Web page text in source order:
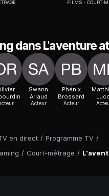
en direct / Programme TV /
/ Court-métrage /
FILMS COURT-
dans L'aventure
Swann
Arlaud
Acteur
Phénix
Brossard
Acteur